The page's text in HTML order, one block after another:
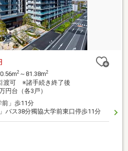
2 ～81.38m2
渡可 ※諸手続き終了後
円台（各3戸）
」歩11分
バス38分獨協大学前東口停歩11分